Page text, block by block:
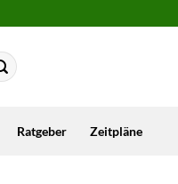
Ratgeber Zeitpläne